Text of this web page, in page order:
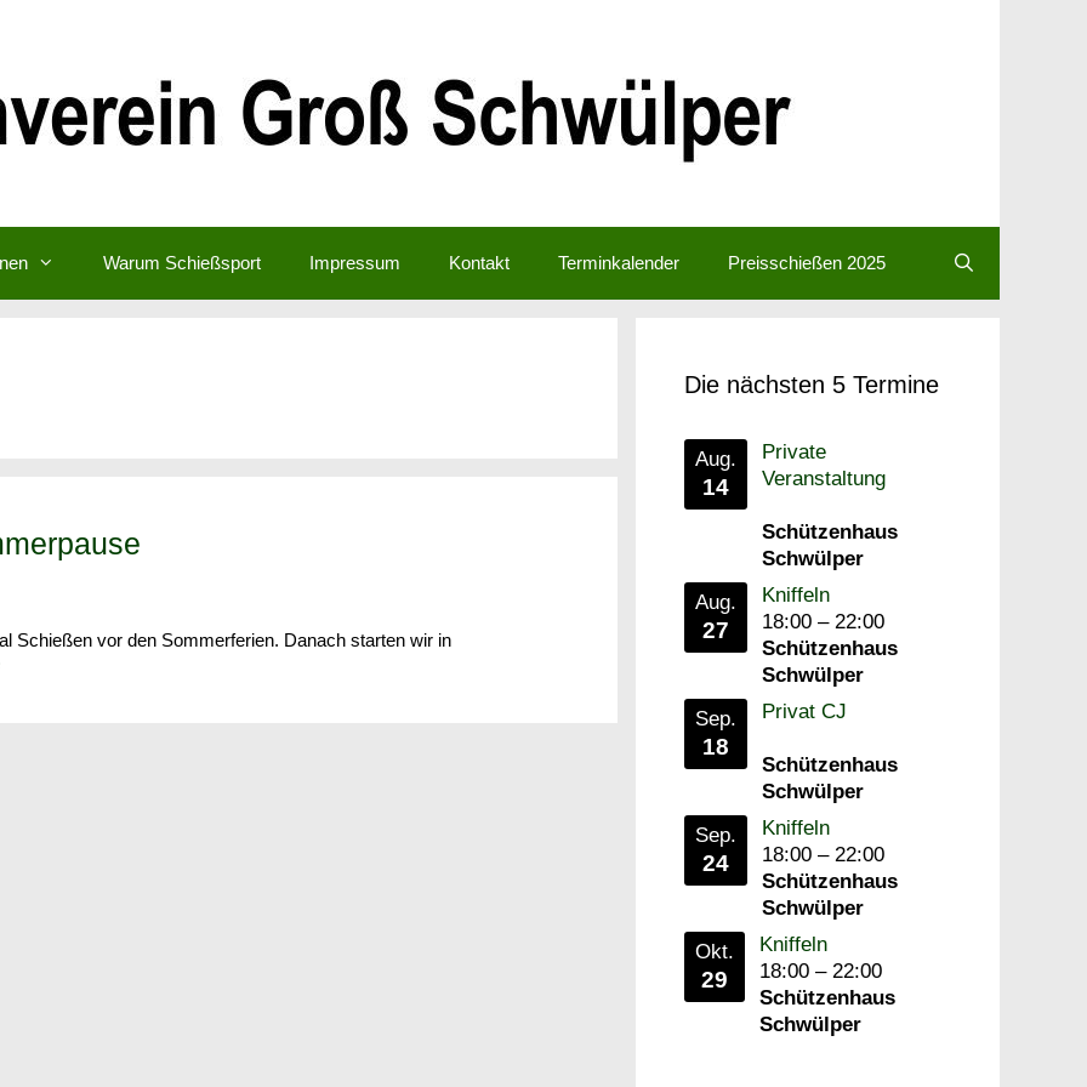
Warum Schießsport Impressum Kontakt Terminkalender Preisschießen 2025
Schießen vor den Sommerferien. Danach starten wir in
Die nächsten 5 Termine
Aug.
14
Private
Veranstaltung
Schützenhaus
Schwülper
Aug.
27
Kniffeln
18:00 – 22:00
Schützenhaus
Schwülper
Sep.
18
Privat CJ
Schützenhaus
Schwülper
Sep.
24
Kniffeln
18:00 – 22:00
Schützenhaus
Schwülper
Okt.
29
Kniffeln
18:00 – 22:00
Schützenhaus
Schwülper